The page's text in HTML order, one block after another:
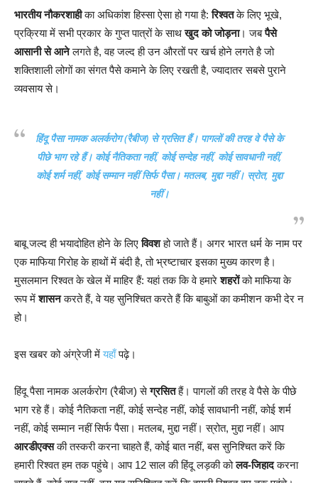
भारतीय नौकरशाहीका अधिकांश हिस्सा ऐसा हो गया है:रिश्वतके लिए भूखे,
प्रक्रिया में सभी प्रकार के गुप्त पात्रों के साथखुद को जोड़ना। जबपैसे
आसानी से आनेलगते है, वह जल्द ही उन औरतों पर खर्च होने लगते है जो
शक्तिशाली लोगों का संगत पैसे कमाने के लिए रखती है, ज्यादातर सबसे पुराने
व्यवसाय से।
हिंदू पैसा नामक अलर्करोग (रैबीज) सेग्रसितहैं। पागलों की तरह वे पैसे के
पीछे भाग रहे हैं। कोई नैतिकता नहीं, कोई सन्देह नहीं, कोई सावधानी नहीं,
कोई शर्म नहीं, कोई सम्मान नहीं सिर्फ पैसा। मतलब, मुद्दा नहीं। स्रोत, मुद्दा
नहीं।
बाबू जल्द ही भयादोहित होने के लिएविवशहो जाते हैं। अगर भारत धर्म के नाम पर
एक माफिया गिरोह के हाथों में बंदी है, तो भ्रष्टाचार इसका मुख्य कारण है।
मुसलमान रिश्वत के खेल में माहिर हैं: यहां तक कि वे हमारेशहरोंको माफिया के
रूप मेंशासनकरते हैं, वे यह सुनिश्चित करते हैं कि बाबुओं का कमीशन कभी देर न
हो।
इस खबर को अंग्रेजी मेंयहाँपढ़े।
हिंदू पैसा नामक अलर्करोग (रैबीज) सेग्रसितहैं। पागलों की तरह वे पैसे के पीछे
भाग रहे हैं। कोई नैतिकता नहीं, कोई सन्देह नहीं, कोई सावधानी नहीं, कोई शर्म
नहीं, कोई सम्मान नहीं सिर्फ पैसा। मतलब, मुद्दा नहीं। स्रोत, मुद्दा नहीं। आप
आरडीएक्सकी तस्करी करना चाहते हैं, कोई बात नहीं, बस सुनिश्चित करें कि
हमारी रिश्वत हम तक पहुंचे। आप 12 साल की हिंदू लड़की कोलव-जिहादकरना